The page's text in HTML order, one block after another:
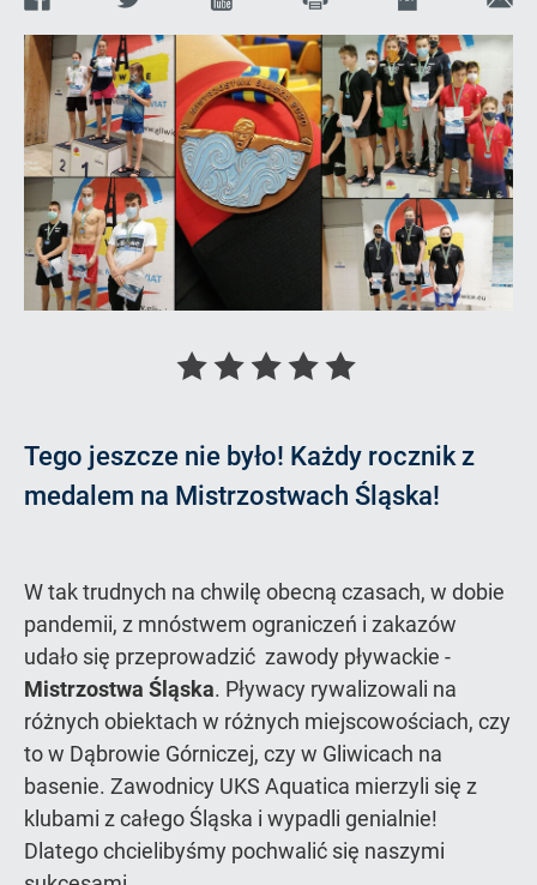
link
do
Oceń
na
1
Oceń
na
2
Oceń
na
3
Oceń
na
4
Oceń
na
5
Tego jeszcze nie było! Każdy rocznik z
medalem na Mistrzostwach Śląska!
W tak trudnych na chwilę obecną czasach, w dobie
pandemii, z mnóstwem ograniczeń i zakazów
udało się przeprowadzić zawody pływackie -
Mistrzostwa Śląska. Pływacy rywalizowali na
różnych obiektach w różnych miejscowościach, czy
to w Dąbrowie Górniczej, czy w Gliwicach na
basenie. Zawodnicy UKS Aquatica mierzyli się z
klubami z całego Śląska i wypadli genialnie!
Dlatego chcielibyśmy pochwalić się naszymi